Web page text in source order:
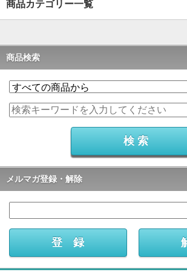
商品カテゴリー一覧
商品検索
メルマガ登録・解除